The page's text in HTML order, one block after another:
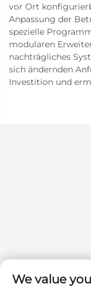
vor Ort
Anpassung der
spezielle
modularen
nachträgliches
sich ändernden
Investition und
We value